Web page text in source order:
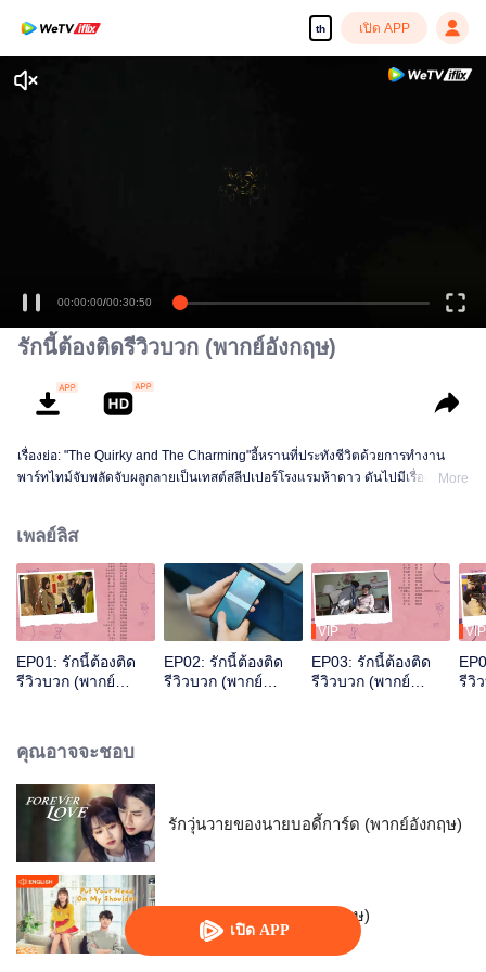
th เปิด APP
เปิด APP
00:00:00/00:30:50
รักนี้ต้องติดรีวิวบวก (พากย์อังกฤษ)
เรื่องย่อ: "The Quirky and The Charming"อี้หรานที่ประทังชีวิตด้วยการทำงาน
พาร์ทไทม์จับพลัดจับผลูกลายเป็นเทสต์สลีปเปอร์โรงแรมห้าดาว ดันไปมีเรื่องกับ
เกิดจากการจัดการแย่ ๆ ของโรงแรม อี้หรานและเซียวมู่เฉิงจับมือกันแก้ไขวิกฤต
สองคนที่แตกต่างแม้อยู่ด้วยกันแล้วมีแต่ความขัดแย้ง แต่กลับเข้าใกล้กันและกัน
โดยไม่รู้ตัว...
More
เพลย์ลิส
EP01: รักนี้ต้องติด
รีวิวบวก (พากย์
EP02: รักนี้ต้องติด
รีวิวบวก (พากย์
VIP
EP03: รักนี้ต้องติด
รีวิวบวก (พากย์
VIP
รีวิ
คุณอาจจะชอบ
รักวุ่นวายของนายบอดี้การ์ด (พากย์อังกฤษ)
อุ่นไอในใจเธอ (พากย์อังกฤษ)